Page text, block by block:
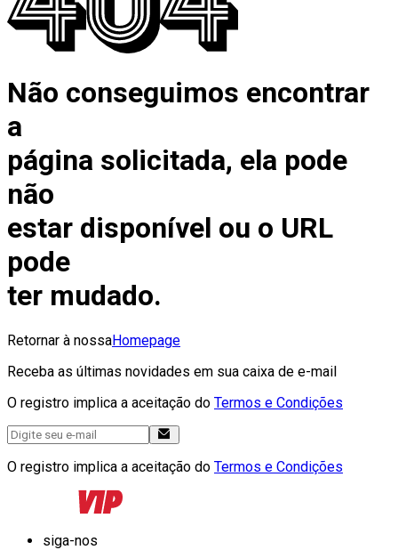
Não conseguimos encontrar
a
página solicitada, ela pode
não
estar disponível ou o URL
pode
ter mudado.
Retornar à nossaHomepage
Receba as últimas novidades em sua caixa de e-mail
O registro implica a aceitação do Termos e Condições
O registro implica a aceitação do Termos e Condições
siga-nos